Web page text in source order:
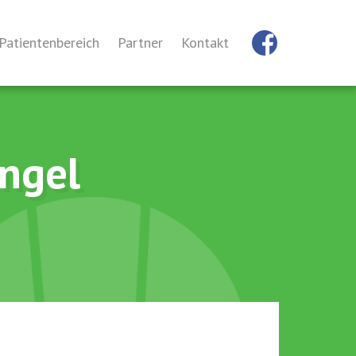
Patientenbereich Partner Kontakt